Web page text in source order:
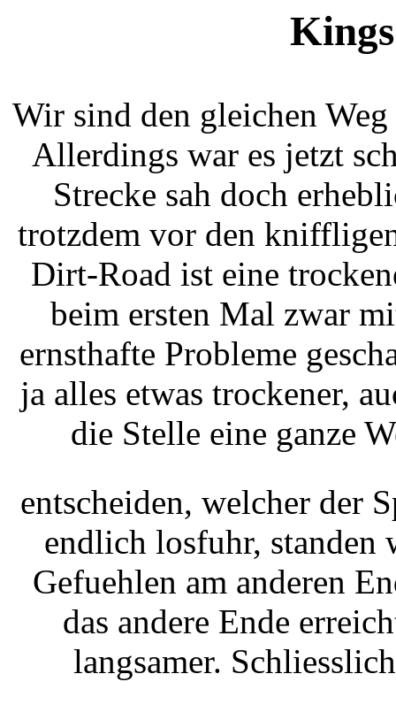
Wir sind den gleichen
Allerdings war es jetzt
Strecke sah doch
trotzdem vor den
Dirt-Road ist eine
beim ersten Mal zwar
ernsthafte Probleme
ja alles etwas trockener,
die Stelle eine ganze
entscheiden, welcher der
endlich losfuhr, standen
Gefuehlen am anderen
das andere Ende
langsamer.